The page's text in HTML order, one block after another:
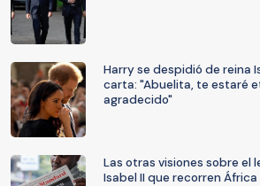
Harry se despidió de reina
carta: "Abuelita, te estaré
agradecido"
Las otras visiones sobre el
Isabel II que recorren África